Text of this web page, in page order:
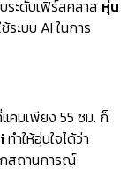
ะดับเฟิร์สคลาส หุ่น
ะบบ AI ในการ
คบเพียง 55 ซม. ก็
ทำให้อุ่นใจได้ว่า
กสถานการณ์